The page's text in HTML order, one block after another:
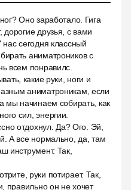
Оно заработало. Гига
дорогие друзья, с вами
сегодня классный
аниматроников с
всем понравилс.
какие руки, ноги и
аниматроникам, если
мы начинаем собирать, как
сил, энергии.
отдохнул. Да? Ого. Эй,
А все нормально, да, там
инструмент. Так,
руки потирает. Так,
правильно он не хочет